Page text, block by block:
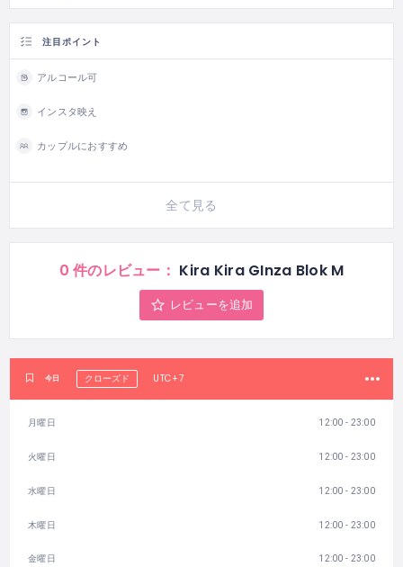
注目ポイント
アルコール可
インスタ映え
カップルにおすすめ
全て見る
0 件のレビュー： Kira Kira GInza Blok M
レビューを追加
今日 クローズド UTC+7
月曜日 12:00 - 23:00
火曜日 12:00 - 23:00
水曜日 12:00 - 23:00
木曜日 12:00 - 23:00
金曜日 12:00 - 23:00